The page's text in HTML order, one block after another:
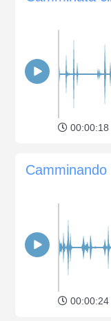
00:00:18
00:00:24